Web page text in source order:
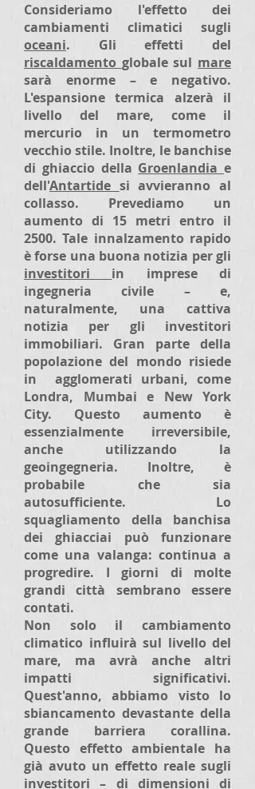
Consideriamo l'effetto dei
cambiamenti climatici sugli
oceani. Gli effetti del
riscaldamento globale sul mare
sarà enorme – e negativo.
L'espansione termica alzerà il
livello del mare, come il
mercurio in un termometro
vecchio stile. Inoltre, le banchise
di ghiaccio della Groenlandia e
dell'Antartide si avvieranno al
collasso. Prevediamo un
aumento di 15 metri entro il
2500. Tale innalzamento rapido
è forse una buona notizia per gli
investitori in imprese di
ingegneria civile – e,
naturalmente, una cattiva
notizia per gli investitori
immobiliari. Gran parte della
popolazione del mondo risiede
in agglomerati urbani, come
Londra, Mumbai e New York
City. Questo aumento è
essenzialmente irreversibile,
anche utilizzando la
geoingegneria. Inoltre, è
probabile che sia
autosufficiente. Lo
squagliamento della banchisa
dei ghiacciai può funzionare
come una valanga: continua a
progredire. I giorni di molte
grandi città sembrano essere
contati.
Non solo il cambiamento
climatico influirà sul livello del
mare, ma avrà anche altri
impatti significativi.
Quest'anno, abbiamo visto lo
sbiancamento devastante della
grande barriera corallina.
Questo effetto ambientale ha
già avuto un effetto reale sugli
investitori – di dimensioni di